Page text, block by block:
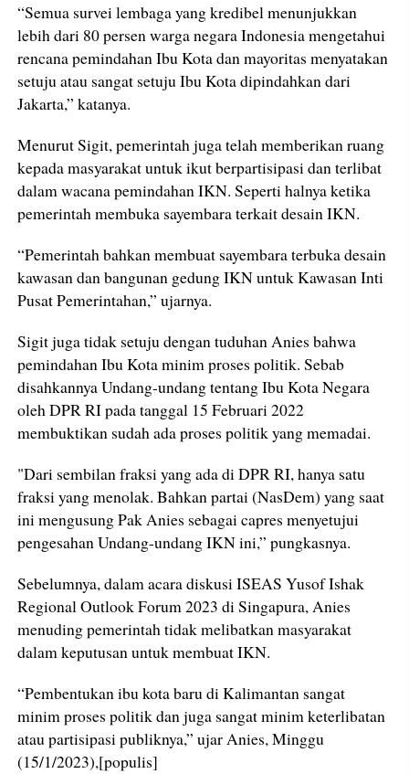
“Semua survei lembaga yang kredibel menunjukkan
lebih dari 80 persen warga negara Indonesia mengetahui
rencana pemindahan Ibu Kota dan mayoritas menyatakan
setuju atau sangat setuju Ibu Kota dipindahkan dari
Jakarta,” katanya.
Menurut Sigit, pemerintah juga telah memberikan ruang
kepada masyarakat untuk ikut berpartisipasi dan terlibat
dalam wacana pemindahan IKN. Seperti halnya ketika
pemerintah membuka sayembara terkait desain IKN.
“Pemerintah bahkan membuat sayembara terbuka desain
kawasan dan bangunan gedung IKN untuk Kawasan Inti
Pusat Pemerintahan,” ujarnya.
Sigit juga tidak setuju dengan tuduhan Anies bahwa
pemindahan Ibu Kota minim proses politik. Sebab
disahkannya Undang-undang tentang Ibu Kota Negara
oleh DPR RI pada tanggal 15 Februari 2022
membuktikan sudah ada proses politik yang memadai.
"Dari sembilan fraksi yang ada di DPR RI, hanya satu
fraksi yang menolak. Bahkan partai (NasDem) yang saat
ini mengusung Pak Anies sebagai capres menyetujui
pengesahan Undang-undang IKN ini,” pungkasnya.
Sebelumnya, dalam acara diskusi ISEAS Yusof Ishak
Regional Outlook Forum 2023 di Singapura, Anies
menuding pemerintah tidak melibatkan masyarakat
dalam keputusan untuk membuat IKN.
“Pembentukan ibu kota baru di Kalimantan sangat
minim proses politik dan juga sangat minim keterlibatan
atau partisipasi publiknya,” ujar Anies, Minggu
(15/1/2023),[populis]